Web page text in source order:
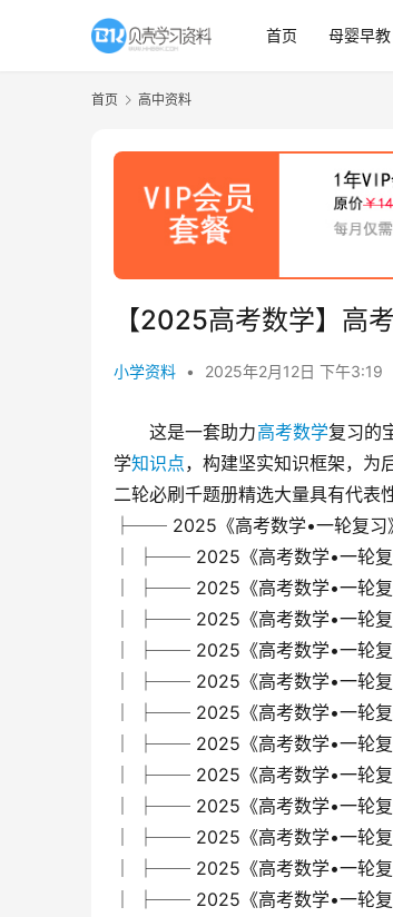
首页 母婴早教
首页 高中资料
【2025高考数学】高
小学资料 • 2025年2月12日 下午3:19
这是一套助力高考数学复习的
学知识点，构建坚实知识框架，为
二轮必刷千题册精选大量具有代表
├── 2025《高考数学•一轮复习
│ ├── 2025《高考数学•一轮
│ ├── 2025《高考数学•一轮复
│ ├── 2025《高考数学•一轮
│ ├── 2025《高考数学•一轮复
│ ├── 2025《高考数学•一轮复
│ ├── 2025《高考数学•一轮
│ ├── 2025《高考数学•一轮复
│ ├── 2025《高考数学•一轮
│ ├── 2025《高考数学•一轮复
│ ├── 2025《高考数学•一轮
│ ├── 2025《高考数学•一轮复
│ ├── 2025《高考数学•一轮复